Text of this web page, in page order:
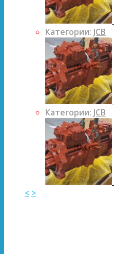
Категории: JCB
Категории: JCB
< >